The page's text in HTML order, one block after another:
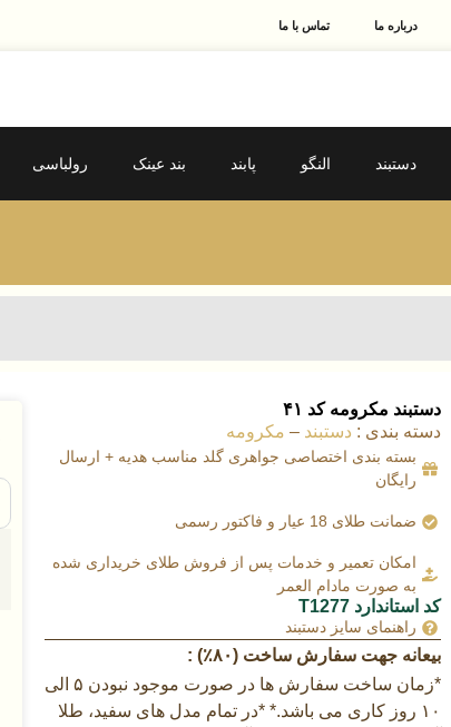
درباره ما تماس با ما
دستبند النگو پابند بند عینک رولباسی
دستبند مکرومه کد ۴۱
دسته بندی : دستبند – مکرومه
بسته بندی اختصاصی جواهری گلد مناسب هدیه + ارسال
رایگان
ضمانت طلای 18 عیار و فاکتور رسمی
امکان تعمیر و خدمات پس از فروش طلای خریداری شده
به صورت مادام العمر
کد استاندارد T1277
راهنمای سایز دستبند
بیعانه جهت سفارش ساخت (۸۰٪) :
*زمان ساخت سفارش ها در صورت موجود نبودن ۵ الی
۱۰ روز کاری می باشد.* *در تمام مدل های سفید، طلا